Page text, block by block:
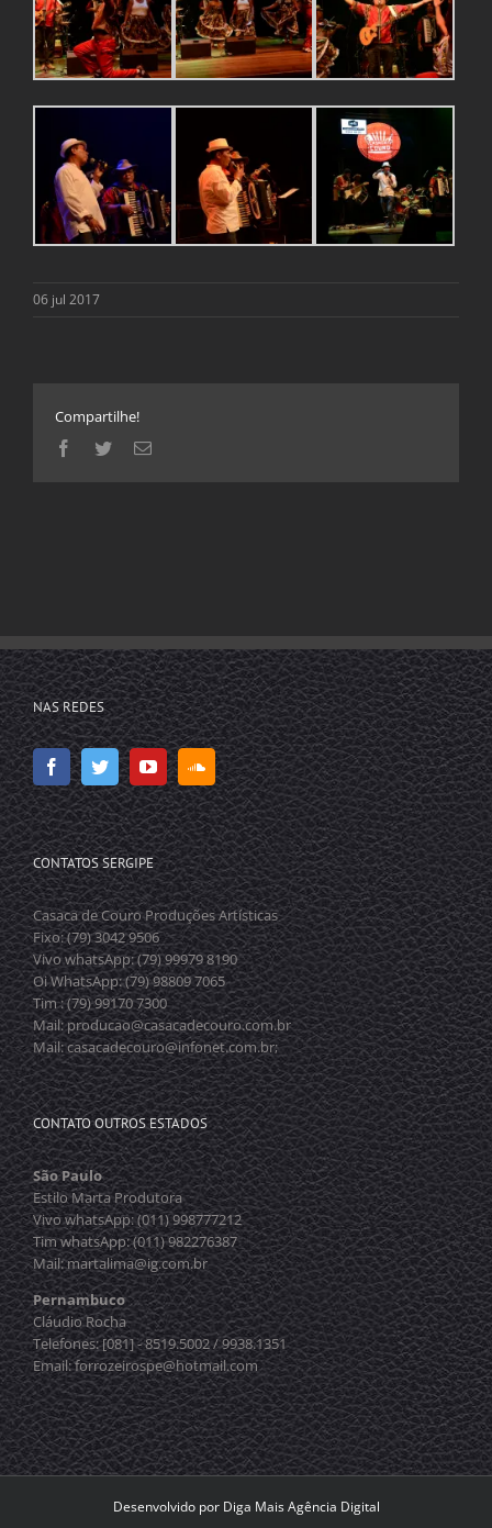
06 jul 2017
Compartilhe!
Facebook
TwitterE-
NAS REDES
CONTATOS SERGIPE
Casaca de Couro Produções Artísticas
Fixo: (79) 3042 9506
Vivo whatsApp: (79) 99979 8190
Oi WhatsApp: (79) 98809 7065
Tim : (79) 99170 7300
Mail: producao@casacadecouro.com.br
Mail: casacadecouro@infonet.com.br;
CONTATO OUTROS ESTADOS
São Paulo
Estilo Marta Produtora
Vivo whatsApp: (011) 998777212
Tim whatsApp: (011) 982276387
Mail: martalima@ig.com.br
Pernambuco
Cláudio Rocha
Telefones: [081] - 8519.5002 / 9938.1351
Email: forrozeirospe@hotmail.com
Desenvolvido por Diga Mais Agência Digital